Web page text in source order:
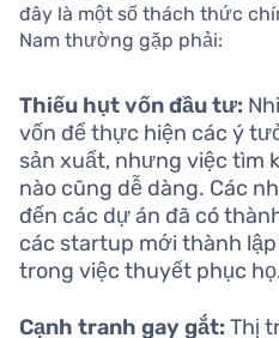
đây là một số thách thức
Nam thường gặp phải:
Thiếu hụt vốn đầu tư:
vốn để thực hiện các ý
sản xuất, nhưng việc tìm
nào cũng dễ dàng. Các
đến các dự án đã có
các startup mới thành
trong việc thuyết phục
Cạnh tranh gay gắt: Thị